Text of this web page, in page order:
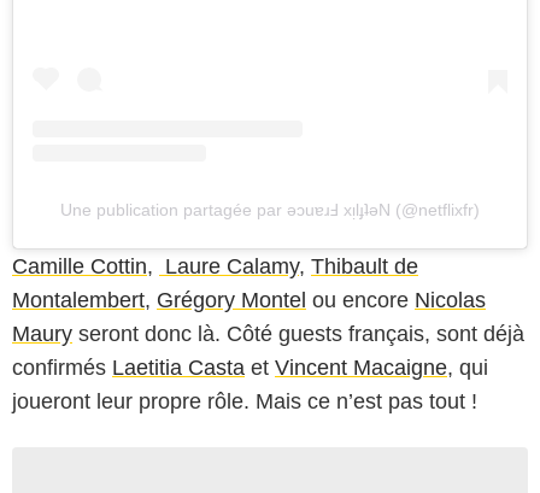
Une publication partagée par ǝɔuɐɹℲ xᴉlɟʇǝN (@netflixfr)
Camille Cottin, Laure Calamy, Thibault de
Montalembert, Grégory Montel ou encore Nicolas
Maury seront donc là. Côté guests français, sont déjà
confirmés Laetitia Casta et Vincent Macaigne, qui
joueront leur propre rôle. Mais ce n’est pas tout !